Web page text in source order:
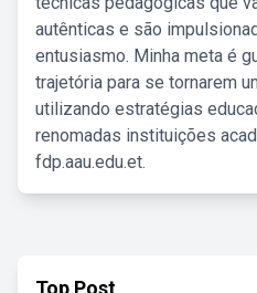
autênticas e são
entusiasmo. Minha meta é
trajetória para se tornarem
utilizando estratégias
renomadas instituições
fdp.aau.edu.et.
Top Post